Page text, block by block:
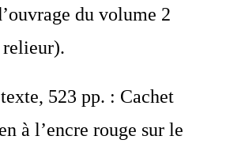
du volume 2
relieur).
523 pp. : Cachet
à l’encre rouge sur le